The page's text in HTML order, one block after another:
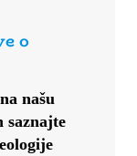
o
našu
saznajte